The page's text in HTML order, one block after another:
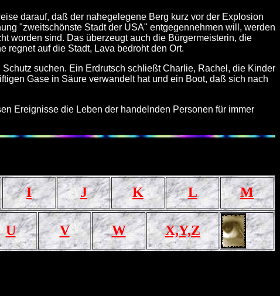
darauf, daß der nahegelegene Berg kurz vor der Explosion
"zweitschönste Stadt der USA" entgegennehmen will, werden
worden sind. Das überzeugt auch die Bürgermeisterin, die
regnet auf die Stadt, Lava bedroht den Ort.
suchen. Ein Erdrutsch schließt Charlie, Rachel, die Kinder
Gase in Säure verwandelt hat und ein Boot, daß sich nach
Ereignisse die Leben der handelnden Personen für immer
I J K L M
U V W X,Y,Z